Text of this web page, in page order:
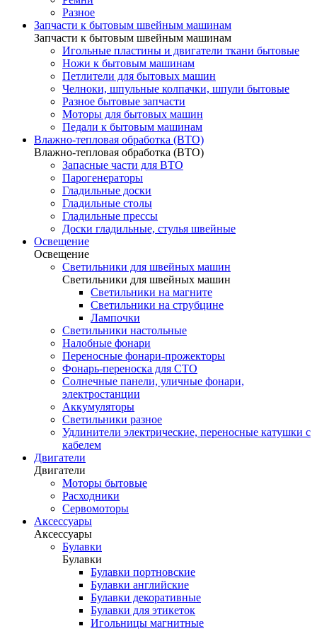
Разное
Запчасти к бытовым швейным машинам
Запчасти к бытовым швейным машинам
Игольные пластины и двигатели ткани бытовые
Ножи к бытовым машинам
Петлители для бытовых машин
Челноки, шпульные колпачки, шпули бытовые
Разное бытовые запчасти
Моторы для бытовых машин
Педали к бытовым машинам
Влажно-тепловая обработка (ВТО)
Влажно-тепловая обработка (ВТО)
Запасные части для ВТО
Парогенераторы
Гладильные доски
Гладильные столы
Гладильные прессы
Доски гладильные, стулья швейные
Освещение
Освещение
Светильники для швейных машин
Светильники для швейных машин
Светильники на магните
Светильники на струбцине
Лампочки
Светильники настольные
Налобные фонари
Переносные фонари-прожекторы
Фонарь-переноска для СТО
Солнечные панели, уличные фонари,
электростанции
Аккумуляторы
Светильники разное
Удлинители электрические, переносные катушки с
кабелем
Двигатели
Двигатели
Моторы бытовые
Расходники
Сервомоторы
Аксессуары
Аксессуары
Булавки
Булавки
Булавки портновские
Булавки английские
Булавки декоративные
Булавки для этикеток
Игольницы магнитные